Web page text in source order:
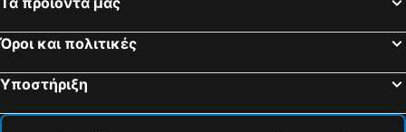
Newton Mearns, hotels with pools
Galston, hotels with pools
Arden, hotels with pools
Sandbank, hotels with pools
Όροι και πολιτικές
Υποστήριξη